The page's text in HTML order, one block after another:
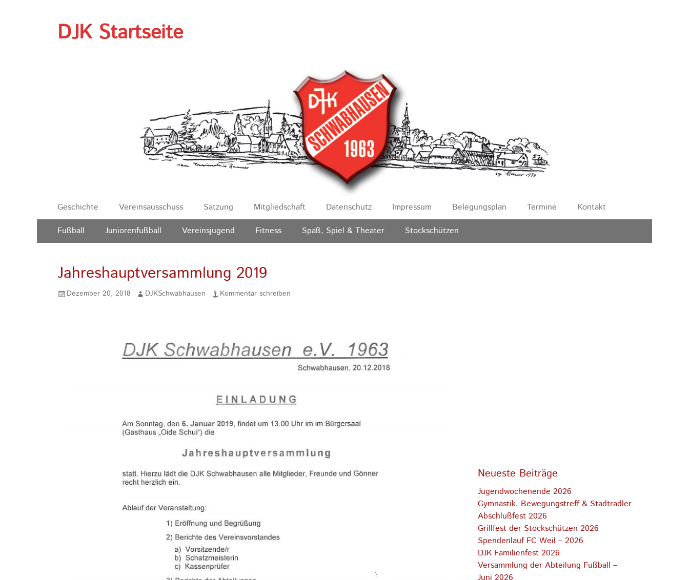
DJK Startseite
Erstes
Menü
Zum
Inhalt:
Geschichte Vereinsausschuss Satzung Mitgliedschaft Datenschutz Impressum Belegungsplan Termine Kontakt
Zweites
Menü
Zum
Inhalt:
Fußball Juniorenfußball Vereinsjugend Fitness Spaß, Spiel & Theater Stockschützen
Jahreshauptversammlung 2019
Gepostet
Dezember 20, 2018 AutorDJKSchwabhausen Kommentar schreiben
Neueste Beiträge
Jugendwochenende 2026
Gymnastik, Bewegungstreff & Stadtradler
Abschlußfest 2026
Grillfest der Stockschützen 2026
Spendenlauf FC Weil – 2026
DJK Familienfest 2026
Versammlung der Abteilung Fußball –